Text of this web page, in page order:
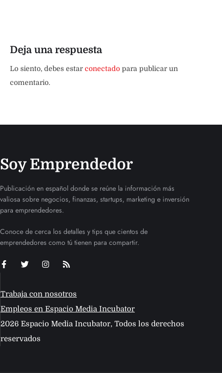
Deja una respuesta
Lo siento, debes estarconectado para publicar un
comentario.
Soy Emprendedor
Publicación en español donde se reúne la información más
valiosa sobre negocios, finanzas, startups, marketing e inversión
para emprendedores.
Conoce de cerca los detalles y tips que cientos de
emprendedores como tú tienen para compartir.
Trabaja con nosotros
Empleos en Espacio Media Incubator
2026 Espacio Media Incubator, Todos los derechos
reservados